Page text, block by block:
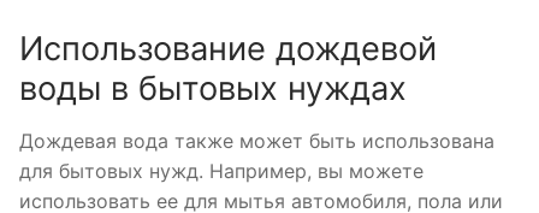
Использование дождевой
воды в бытовых нуждах
Дождевая вода также может быть использована
для бытовых нужд. Например, вы можете
использовать ее для мытья автомобиля, пола или